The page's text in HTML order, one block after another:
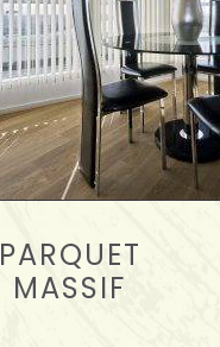
PARQUET
MASSIF